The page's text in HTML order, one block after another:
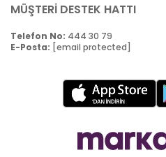
MÜŞTERİ DESTEK HATTI
Telefon No: 444 30 79
E-Posta: [email protected]